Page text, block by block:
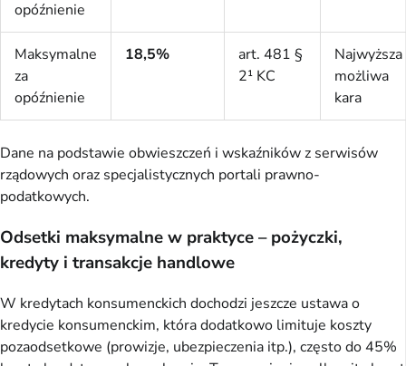
opóźnienie
Maksymalne
za
opóźnienie
18,5%
art. 481 §
2¹ KC
Najwyższa
możliwa
kara
Dane na podstawie obwieszczeń i wskaźników z serwisów
rządowych oraz specjalistycznych portali prawno-
podatkowych.
Odsetki maksymalne w praktyce – pożyczki,
kredyty i transakcje handlowe
W kredytach konsumenckich dochodzi jeszcze ustawa o
kredycie konsumenckim, która dodatkowo limituje koszty
pozaodsetkowe (prowizje, ubezpieczenia itp.), często do 45%